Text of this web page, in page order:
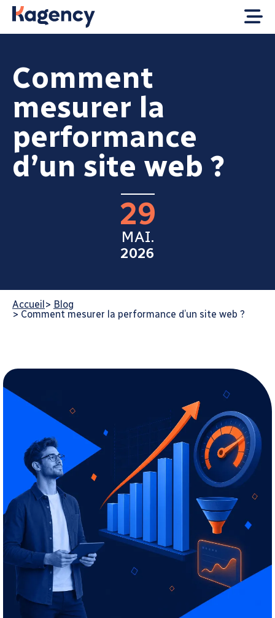
Comment
mesurer la
performance
d’un site web ?
29
MAI.
2026
Accueil> Blog
> Comment mesurer la performance d’un site web ?